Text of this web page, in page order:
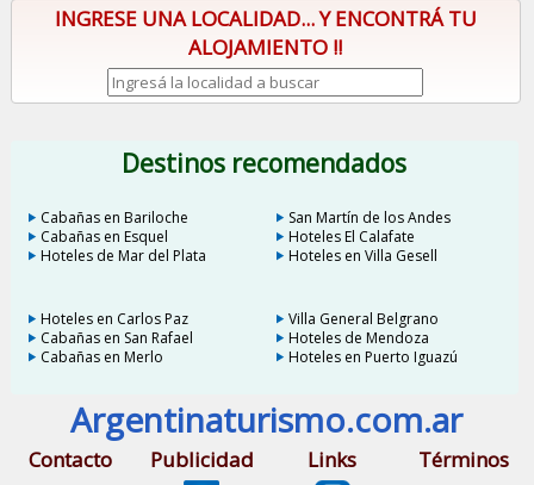
INGRESE UNA LOCALIDAD... Y ENCONTRÁ TU
ALOJAMIENTO !!
Destinos recomendados
Cabañas en Bariloche
San Martín de los Andes
Cabañas en Esquel
Hoteles El Calafate
Hoteles de Mar del Plata
Hoteles en Villa Gesell
Hoteles en Carlos Paz
Villa General Belgrano
Cabañas en San Rafael
Hoteles de Mendoza
Cabañas en Merlo
Hoteles en Puerto Iguazú
Argentinaturismo.com.ar
Contacto Publicidad Links Términos